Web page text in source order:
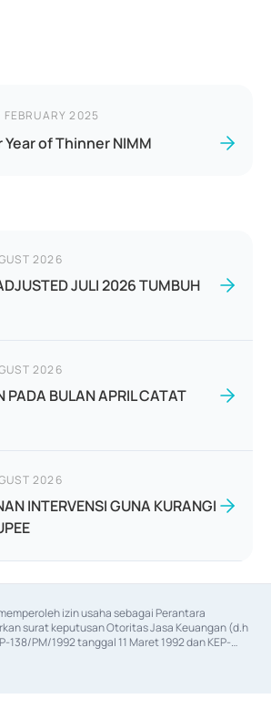
FEBRUARY 2025
of Thinner NIMM
2026
JULI 2026 TUMBUH
2026
PADA BULAN APRIL CATAT
2026
INTERVENSI GUNA KURANGI
izin usaha sebagai Perantara
surat keputusan Otoritas Jasa Keuangan (d.h
138/PM/1992 tanggal 11 Maret 1992 dan KEP-
2014, izin usaha sebagai Penjamin Emisi
Otoritas Jasa Keuangan Nomor KEP-